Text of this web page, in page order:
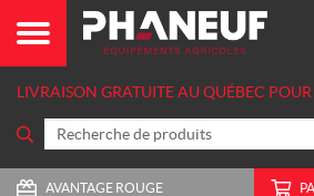
LIVRAISON GRATUITE AU QUÉBEC
AVANTAGE ROUGE